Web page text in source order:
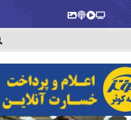
پخش‌زندهویدیو
پادکستگالری